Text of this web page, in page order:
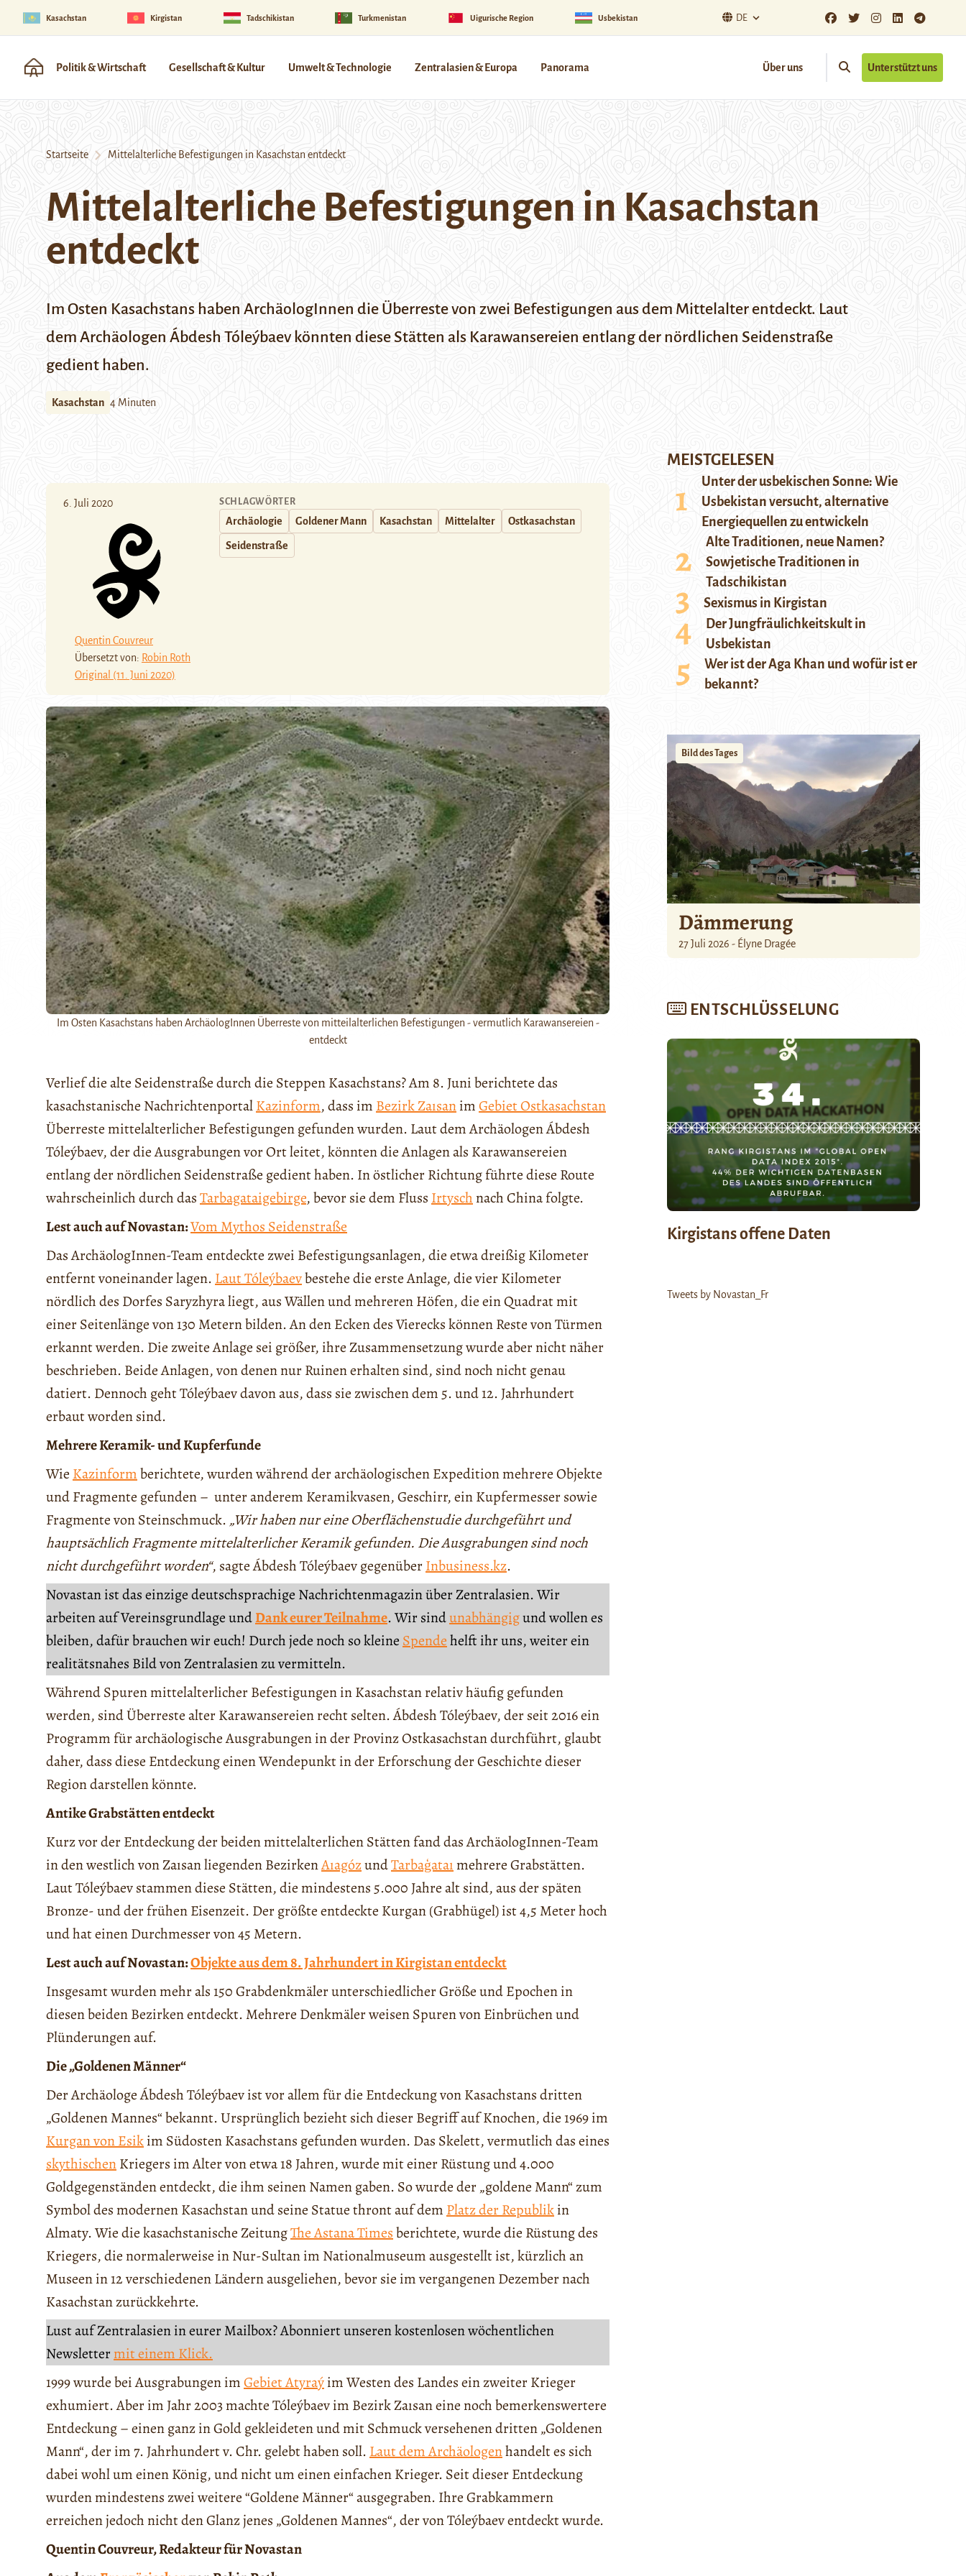
Kasachstan Kirgistan Tadschikistan Turkmenistan Uigurische Region Usbekistan DE
Politik & Wirtschaft Gesellschaft & Kultur Umwelt & Technologie Zentralasien & Europa Panorama Über uns Unterstützt uns
Startseite Mittelalterliche Befestigungen in Kasachstan entdeckt
Mittelalterliche Befestigungen in Kasachstan
entdeckt
Im Osten Kasachstans haben ArchäologInnen die Überreste von zwei Befestigungen aus dem Mittelalter entdeckt. Laut
dem Archäologen Ábdesh Tóleýbaev könnten diese Stätten als Karawansereien entlang der nördlichen Seidenstraße
gedient haben.
Kasachstan 4 Minuten
6. Juli 2020
Quentin Couvreur
Übersetzt von: Robin Roth
Original (11. Juni 2020)
SCHLAGWÖRTER
Archäologie Goldener Mann Kasachstan Mittelalter Ostkasachstan
Seidenstraße
Im Osten Kasachstans haben ArchäologInnen Überreste von mitteilalterlichen Befestigungen - vermutlich Karawansereien -
entdeckt
Verlief die alte Seidenstraße durch die Steppen Kasachstans? Am 8. Juni berichtete das
kasachstanische NachrichtenportalKazinform, dass imBezirk ZaısanimGebiet Ostkasachstan
Überreste mittelalterlicher Befestigungen gefunden wurden. Laut dem Archäologen Ábdesh
Tóleýbaev, der die Ausgrabungen vor Ort leitet, könnten die Anlagen als Karawansereien
entlang der nördlichen Seidenstraße gedient haben. In östlicher Richtung führte diese Route
wahrscheinlich durch dasTarbagataigebirge, bevor sie dem FlussIrtyschnach China folgte.
Lest auch auf Novastan:Vom Mythos Seidenstraße
Das ArchäologInnen-Team entdeckte zwei Befestigungsanlagen, die etwa dreißig Kilometer
entfernt voneinander lagen.Laut Tóleýbaevbestehe die erste Anlage, die vier Kilometer
nördlich des Dorfes Saryzhyra liegt, aus Wällen und mehreren Höfen, die ein Quadrat mit
einer Seitenlänge von 130 Metern bilden. An den Ecken des Vierecks können Reste von Türmen
erkannt werden. Die zweite Anlage sei größer, ihre Zusammensetzung wurde aber nicht näher
beschrieben. Beide Anlagen, von denen nur Ruinen erhalten sind, sind noch nicht genau
datiert. Dennoch geht Tóleýbaev davon aus, dass sie zwischen dem 5. und 12. Jahrhundert
erbaut worden sind.
Mehrere Keramik- und Kupferfunde
WieKazinformberichtete, wurden während der archäologischen Expedition mehrere Objekte
und Fragmente gefunden – unter anderem Keramikvasen, Geschirr, ein Kupfermesser sowie
Fragmente von Steinschmuck.„Wir haben nur eine Oberflächenstudie durchgeführt und
hauptsächlich Fragmente mittelalterlicher Keramik gefunden. Die Ausgrabungen sind noch
nicht durchgeführt worden“, sagte Ábdesh Tóleýbaev gegenüberInbusiness.kz.
Novastan ist das einzige deutschsprachige Nachrichtenmagazin über Zentralasien. Wir
arbeiten auf Vereinsgrundlage undDank eurer Teilnahme. Wir sindunabhängigund wollen es
bleiben, dafür brauchen wir euch! Durch jede noch so kleineSpendehelft ihr uns, weiter ein
realitätsnahes Bild von Zentralasien zu vermitteln.
Während Spuren mittelalterlicher Befestigungen in Kasachstan relativ häufig gefunden
werden, sind Überreste alter Karawansereien recht selten. Ábdesh Tóleýbaev, der seit 2016 ein
Programm für archäologische Ausgrabungen in der Provinz Ostkasachstan durchführt, glaubt
daher, dass diese Entdeckung einen Wendepunkt in der Erforschung der Geschichte dieser
Region darstellen könnte.
Antike Grabstätten entdeckt
Kurz vor der Entdeckung der beiden mittelalterlichen Stätten fand das ArchäologInnen-Team
in den westlich von Zaısan liegenden BezirkenAıagózundTarbaģataımehrere Grabstätten.
Laut Tóleýbaev stammen diese Stätten, die mindestens 5.000 Jahre alt sind, aus der späten
Bronze- und der frühen Eisenzeit. Der größte entdeckte Kurgan (Grabhügel) ist 4,5 Meter hoch
und hat einen Durchmesser von 45 Metern.
Lest auch auf Novastan:Objekte aus dem 8. Jahrhundert in Kirgistan entdeckt
Insgesamt wurden mehr als 150 Grabdenkmäler unterschiedlicher Größe und Epochen in
diesen beiden Bezirken entdeckt. Mehrere Denkmäler weisen Spuren von Einbrüchen und
Plünderungen auf.
Die „Goldenen Männer“
Der Archäologe Ábdesh Tóleýbaev ist vor allem für die Entdeckung von Kasachstans dritten
„Goldenen Mannes“ bekannt. Ursprünglich bezieht sich dieser Begriff auf Knochen, die 1969 im
Kurgan von Esikim Südosten Kasachstans gefunden wurden. Das Skelett, vermutlich das eines
skythischenKriegers im Alter von etwa 18 Jahren, wurde mit einer Rüstung und 4.000
Goldgegenständen entdeckt, die ihm seinen Namen gaben. So wurde der „goldene Mann“ zum
Symbol des modernen Kasachstan und seine Statue thront auf demPlatz der Republikin
Almaty. Wie die kasachstanische ZeitungThe Astana Timesberichtete, wurde die Rüstung des
Kriegers, die normalerweise in Nur-Sultan im Nationalmuseum ausgestellt ist, kürzlich an
Museen in 12 verschiedenen Ländern ausgeliehen, bevor sie im vergangenen Dezember nach
Kasachstan zurückkehrte.
Lust auf Zentralasien in eurer Mailbox? Abonniert unseren kostenlosen wöchentlichen
Newslettermit einem Klick.
1999 wurde bei Ausgrabungen imGebiet Atyraýim Westen des Landes ein zweiter Krieger
exhumiert. Aber im Jahr 2003 machte Tóleýbaev im Bezirk Zaısan eine noch bemerkenswertere
Entdeckung – einen ganz in Gold gekleideten und mit Schmuck versehenen dritten „Goldenen
Mann“, der im 7. Jahrhundert v. Chr. gelebt haben soll.Laut dem Archäologenhandelt es sich
dabei wohl um einen König, und nicht um einen einfachen Krieger. Seit dieser Entdeckung
wurden mindestens zwei weitere “Goldene Männer“ ausgegraben. Ihre Grabkammern
erreichen jedoch nicht den Glanz jenes „Goldenen Mannes“, der von Tóleýbaev entdeckt wurde.
Quentin Couvreur, Redakteur für Novastan
MEISTGELESEN
Unter der usbekischen Sonne: Wie
Usbekistan versucht, alternative
Energiequellen zu entwickeln
Alte Traditionen, neue Namen?
Sowjetische Traditionen in
Tadschikistan
Sexismus in Kirgistan
Der Jungfräulichkeitskult in
Usbekistan
Wer ist der Aga Khan und wofür ist er
bekannt?
Bild des Tages
Dämmerung
27 Juli 2026 - Élyne Dragée
ENTSCHLÜSSELUNG
Kirgistans offene Daten
Tweets by Novastan_Fr